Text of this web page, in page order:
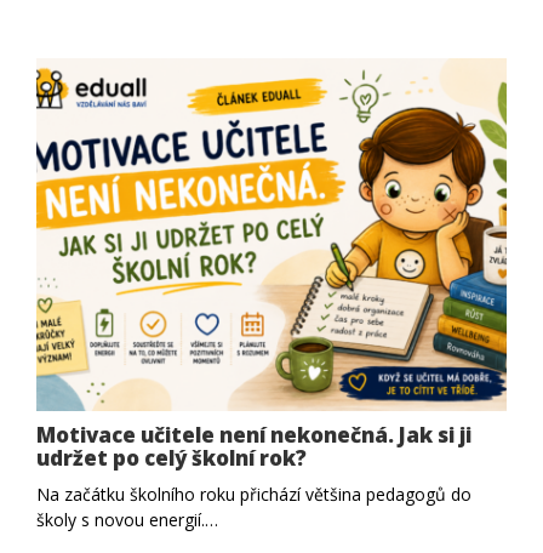
Motivace učitele není nekonečná. Jak si ji
udržet po celý školní rok?
Na začátku školního roku přichází většina pedagogů do
školy s novou energií.…